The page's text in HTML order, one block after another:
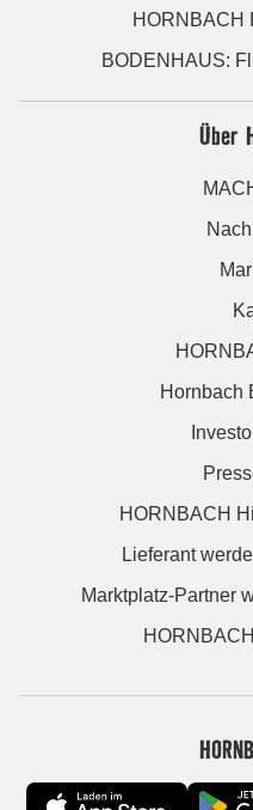
HORNBACH
BODENHAUS:
Über
Hornbach
HORNBACH
Lieferant
Marktplatz-Partner